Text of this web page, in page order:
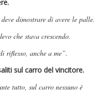
dimostrare di avere le palle.
che stava crescendo.
riflesso, anche a me”.
sul carro del vincitore.
tutto, sul carro nessuno è